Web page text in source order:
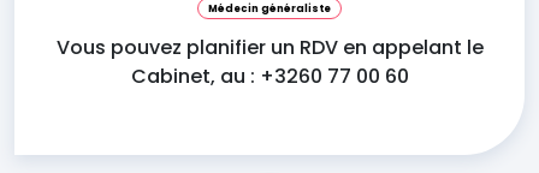
Médecin généraliste
Vous pouvez planifier un RDV en appelant le
Cabinet, au : +3260 77 00 60